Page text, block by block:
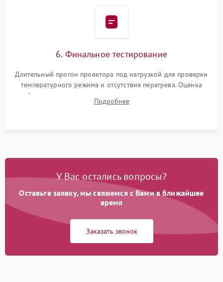
6. Финальное тестирование
Длительный прогон проектора под нагрузкой для проверки
температурного режима и отсутствия перегрева. Оценка
фокуса, контрастности и цветопередачи на тестовых
таблицах. Проверка работы всех видеовходов и кнопок
Подробнее
У Вас остались вопросы?
Оставьте заявку, мы свяжемся с Вами в ближайшее
время
Заказать звонок